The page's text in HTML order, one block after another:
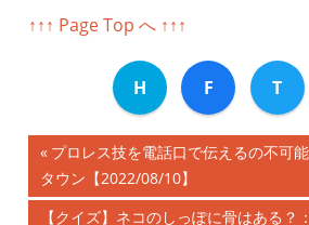
↑↑↑ Page Top へ ↑↑↑
H F T
投
前
の
記
プロレス技を電話口で伝えるの不可
タウン【2022/08/10】
次【クイズ】ネコのしっぽに骨はある？